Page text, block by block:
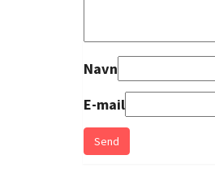
Navn
E-mail